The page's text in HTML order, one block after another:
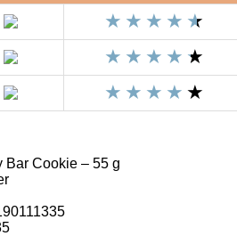
Bar Cookie – 55 g